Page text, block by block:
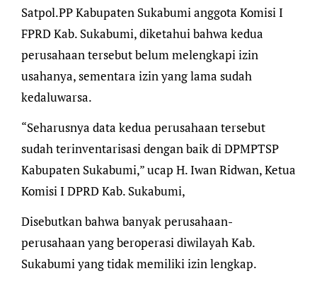
Satpol.PP Kabupaten Sukabumi anggota Komisi I
FPRD Kab. Sukabumi, diketahui bahwa kedua
perusahaan tersebut belum melengkapi izin
usahanya, sementara izin yang lama sudah
kedaluwarsa.
“Seharusnya data kedua perusahaan tersebut
sudah terinventarisasi dengan baik di DPMPTSP
Kabupaten Sukabumi,” ucap H. Iwan Ridwan, Ketua
Komisi I DPRD Kab. Sukabumi,
Disebutkan bahwa banyak perusahaan-
perusahaan yang beroperasi diwilayah Kab.
Sukabumi yang tidak memiliki izin lengkap.